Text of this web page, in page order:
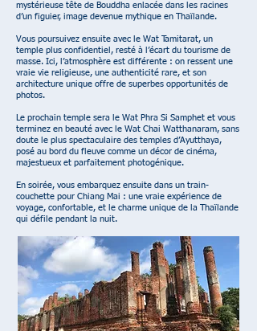
mystérieuse tête de Bouddha enlacée dans les racines
d’un figuier, image devenue mythique en Thaïlande.
Vous poursuivez ensuite avec le Wat Tamitarat, un
temple plus confidentiel, resté à l’écart du tourisme de
masse. Ici, l’atmosphère est différente : on ressent une
vraie vie religieuse, une authenticité rare, et son
architecture unique offre de superbes opportunités de
photos.
Le prochain temple sera le Wat Phra Si Samphet et vous
terminez en beauté avec le Wat Chai Watthanaram, sans
doute le plus spectaculaire des temples d’Ayutthaya,
posé au bord du fleuve comme un décor de cinéma,
majestueux et parfaitement photogénique.
En soirée, vous embarquez ensuite dans un train-
couchette pour Chiang Mai : une vraie expérience de
voyage, confortable, et le charme unique de la Thaïlande
qui défile pendant la nuit.